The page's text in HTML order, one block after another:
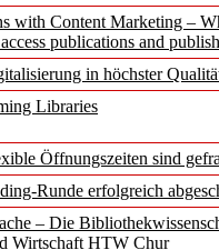
with Content Marketing –
publications and
in höchster
Libraries
Öffnungszeiten sind
Runde erfolgreich
– Die
Wirtschaft HTW Chur